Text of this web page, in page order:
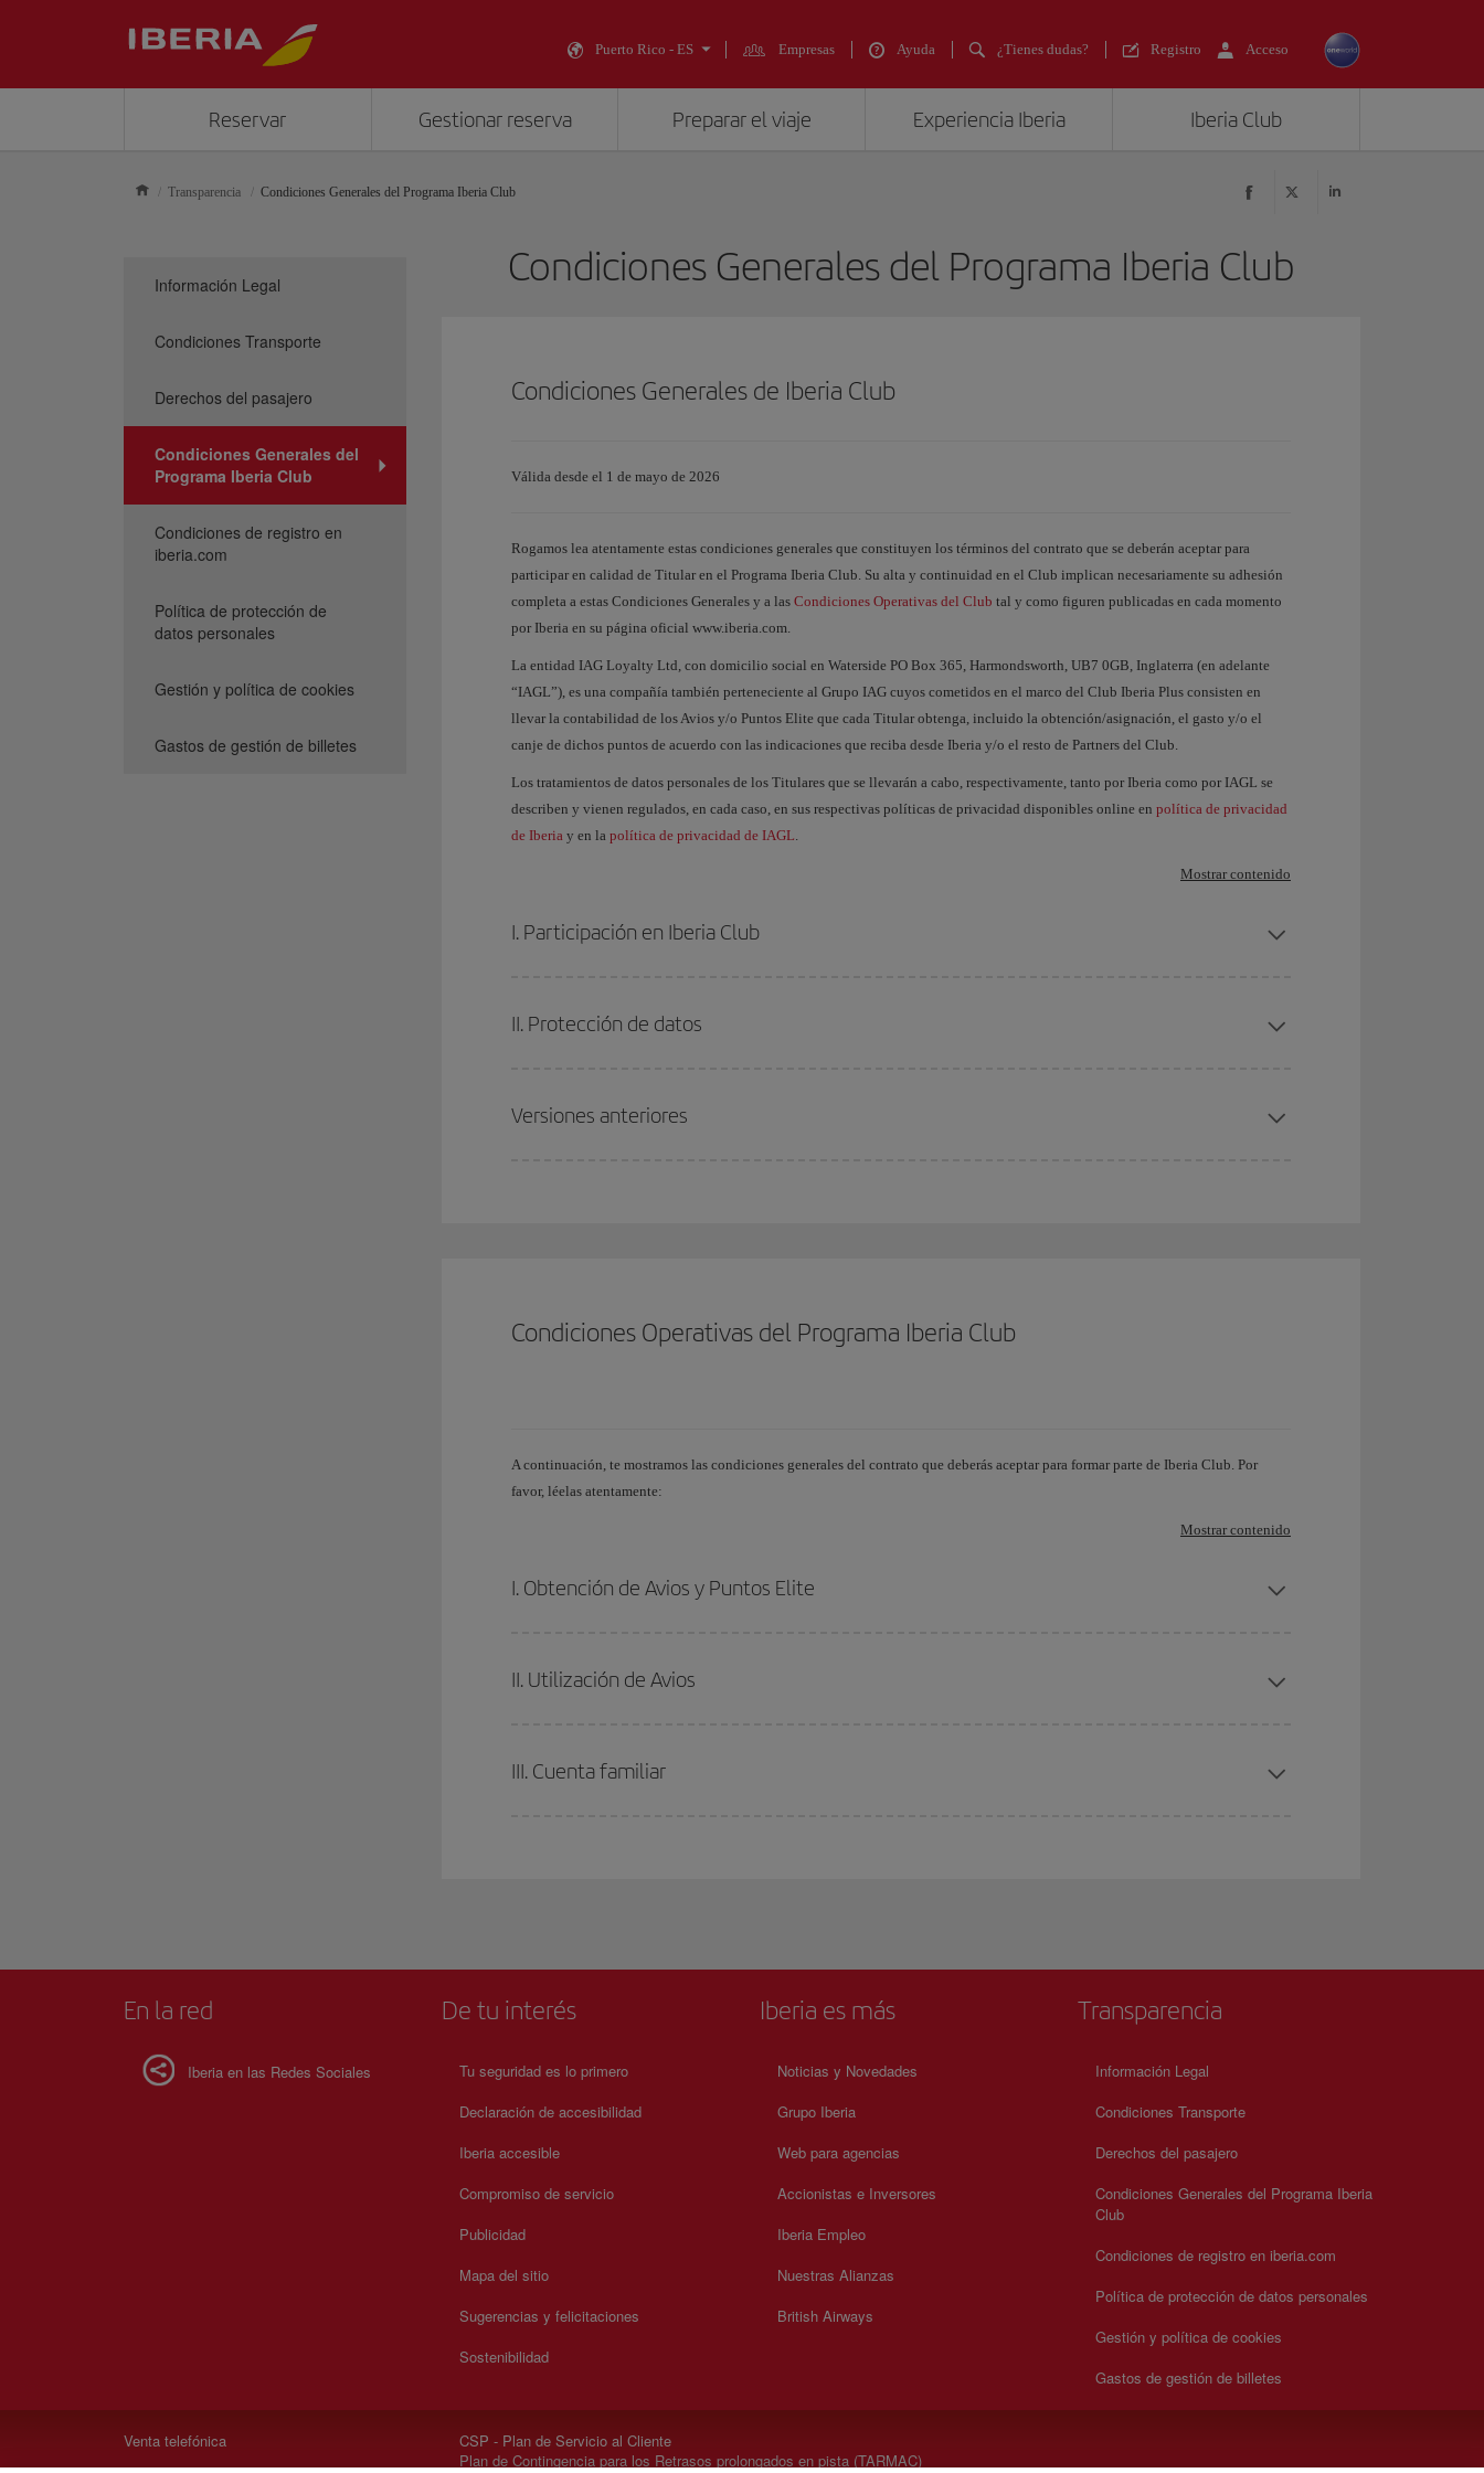
Puerto Rico - ES Empresas Ayuda ¿Tienes dudas? Registro Acceso
Reservar Gestionar reserva Preparar el viaje Experiencia Iberia Iberia Club
Transparencia Condiciones Generales del Programa Iberia Club
Condiciones Generales del Programa Iberia Club
Condiciones Generales de Iberia Club
Válida desde el 1 de mayo de 2026
Rogamos lea atentamente estas condiciones generales que constituyen los términos del contrato que se deberán aceptar para
participar en calidad de Titular en el Programa Iberia Club. Su alta y continuidad en el Club implican necesariamente su adhesión
completa a estas Condiciones Generales y a las Condiciones Operativas del Club tal y como figuren publicadas en cada momento
por Iberia en su página oficial www.iberia.com.
La entidad IAG Loyalty Ltd, con domicilio social en Waterside PO Box 365, Harmondsworth, UB7 0GB, Inglaterra (en adelante
“IAGL”), es una compañía también perteneciente al Grupo IAG cuyos cometidos en el marco del Club Iberia Plus consisten en
llevar la contabilidad de los Avios y/o Puntos Elite que cada Titular obtenga, incluido la obtención/asignación, el gasto y/o el
canje de dichos puntos de acuerdo con las indicaciones que reciba desde Iberia y/o el resto de Partners del Club.
Los tratamientos de datos personales de los Titulares que se llevarán a cabo, respectivamente, tanto por Iberia como por IAGL se
describen y vienen regulados, en cada caso, en sus respectivas políticas de privacidad disponibles online en política de privacidad
de Iberia y en la política de privacidad de IAGL.
Mostrar contenido
I. Participación en Iberia Club
II. Protección de datos
Versiones anteriores
Condiciones Operativas del Programa Iberia Club
A continuación, te mostramos las condiciones generales del contrato que deberás aceptar para formar parte de Iberia Club. Por
favor, léelas atentamente:
Mostrar contenido
I. Obtención de Avios y Puntos Elite
II. Utilización de Avios
III. Cuenta familiar
Información Legal
Condiciones Transporte
Derechos del pasajero
Condiciones Generales del
Programa Iberia Club
Condiciones de registro en
iberia.com
Política de protección de
datos personales
Gestión y política de cookies
Gastos de gestión de billetes
En la red
Iberia en las Redes Sociales
De tu interés
Tu seguridad es lo primero
Declaración de accesibilidad
Iberia accesible
Compromiso de servicio
Publicidad
Mapa del sitio
Sugerencias y felicitaciones
Sostenibilidad
Iberia es más
Noticias y Novedades
Grupo Iberia
Web para agencias
Accionistas e Inversores
Iberia Empleo
Nuestras Alianzas
British Airways
Transparencia
Información Legal
Condiciones Transporte
Derechos del pasajero
Condiciones Generales del Programa Iberia
Club
Condiciones de registro en iberia.com
Política de protección de datos personales
Gestión y política de cookies
Gastos de gestión de billetes
Venta telefónica
CSP - Plan de Servicio al Cliente
Plan de Contingencia para los Retrasos prolongados en pista (TARMAC)